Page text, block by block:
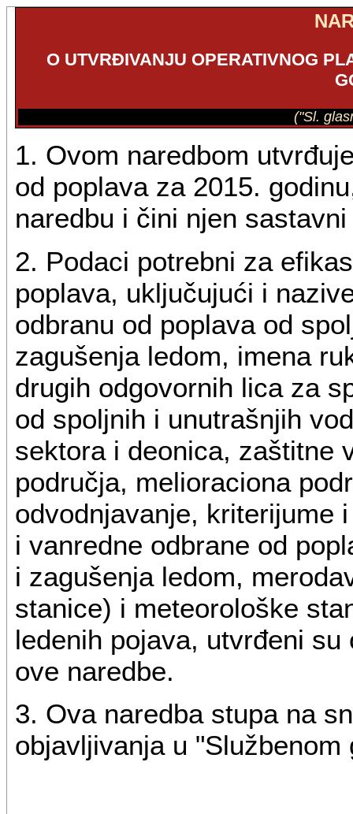
O UTVRĐIVANJU OPERATIVNOG
("Sl.
1. Ovom naredbom
od poplava za 2015.
naredbu i čini njen
2. Podaci potrebni za
poplava, uključujući i
odbranu od poplava od
zagušenja ledom, imena
drugih odgovornih lica za
od spoljnih i unutrašnjih
sektora i deonica, zaštitne
područja, melioraciona
odvodnjavanje, kriterijume
i vanredne odbrane od
i zagušenja ledom,
stanice) i meteorološke
ledenih pojava, utvrđeni
ove naredbe.
3. Ova naredba stupa na
objavljivanja u